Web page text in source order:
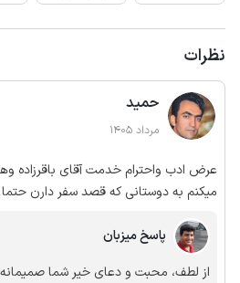
نظرات
حمید
مرداد 1405
عرض ادب واحترام خدمت آقای باقرزاده
میکنم به دوستانی که قصد سفر دارن حتما
محترمشان ولوکیشن عالی اقامتی دلچسب
میده،انشاالله که خداوند به زندگیشون برکت
پاسخ میزبان
از لطف، محبت و دعای خیر شما